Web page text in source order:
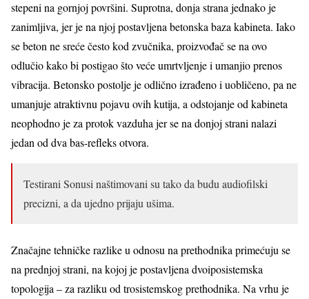
stepeni na gornjoj površini. Suprotna, donja strana jednako je
zanimljiva, jer je na njoj postavljena betonska baza kabineta. Iako
se beton ne sreće često kod zvučnika, proizvođač se na ovo
odlučio kako bi postigao što veće umrtvljenje i umanjio prenos
vibracija. Betonsko postolje je odlično izrađeno i uobličeno, pa ne
umanjuje atraktivnu pojavu ovih kutija, a odstojanje od kabineta
neophodno je za protok vazduha jer se na donjoj strani nalazi
jedan od dva bas-refleks otvora.
Testirani Sonusi naštimovani su tako da budu audiofilski
precizni, a da ujedno prijaju ušima.
Značajne tehničke razlike u odnosu na prethodnika primećuju se
na prednjoj strani, na kojoj je postavljena dvoiposistemska
topologija – za razliku od trosistemskog prethodnika. Na vrhu je